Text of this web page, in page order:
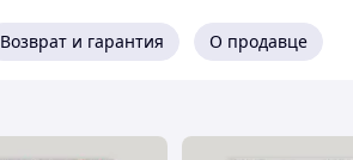
Возврат и гарантия О продавце